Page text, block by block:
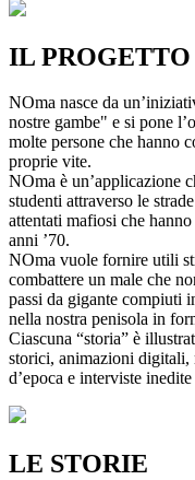
IL PROGETTO
NOma nasce da
nostre gambe" e si pone
molte persone che hanno
proprie vite.
NOma è un’applicazione
studenti attraverso le
attentati mafiosi che
anni ’70.
NOma vuole fornire utili
combattere un male che
passi da gigante compiuti
nella nostra penisola in
Ciascuna “storia” è
storici, animazioni
d’epoca e interviste
LE STORIE